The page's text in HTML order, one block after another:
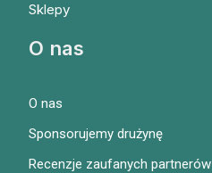
Sklepy
O nas
O nas
Sponsorujemy drużynę
Recenzje zaufanych partnerów